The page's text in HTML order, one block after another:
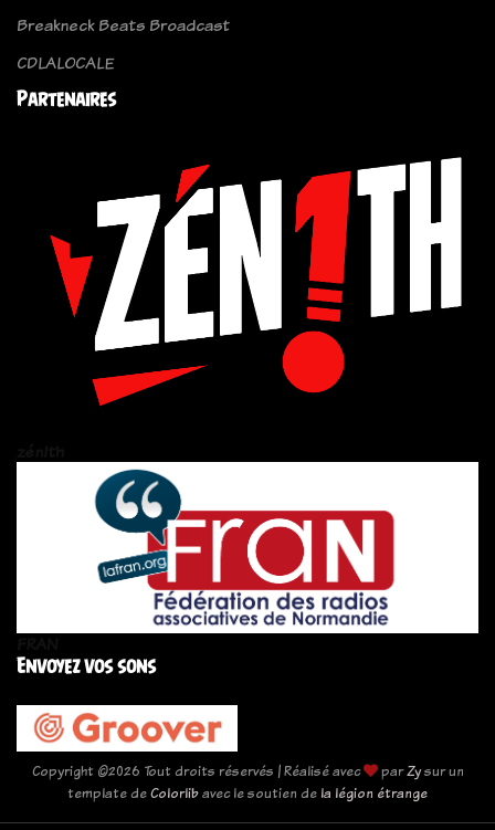
Breakneck Beats Broadcast
CDLALOCALE
Partenaires
Envoyez vos sons
Copyright ©2026 Tout droits réservés | Réalisé avec parZysur un
template deColorlibavec le soutien de la légion étrange